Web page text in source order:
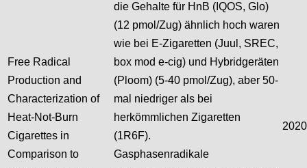
Free Radical
Production and
Characterization of
Heat-Not-Burn
Cigarettes in
Comparison to
die Gehalte für HnB (IQOS, Glo)
(12 pmol/Zug) ähnlich hoch waren
wie bei E-Zigaretten (Juul, SREC,
box mod e-cig) und Hybridgeräten
(Ploom) (5-40 pmol/Zug), aber 50-
mal niedriger als bei
herkömmlichen Zigaretten
(1R6F).
Gasphasenradikale
2020